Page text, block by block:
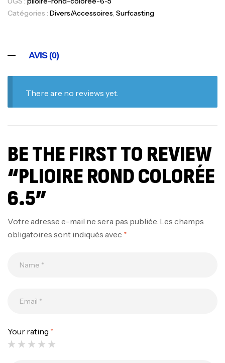
Catégories : Divers/Accessoires, Surfcasting
AVIS (0)
There are no reviews yet.
BE THE FIRST TO REVIEW
“PLIOIRE ROND COLORÉE
6.5”
Votre adresse e-mail ne sera pas publiée. Les champs
obligatoires sont indiqués avec *
Your rating *